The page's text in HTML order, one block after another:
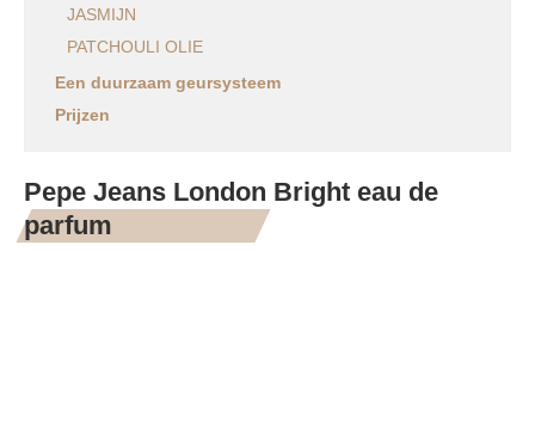
JASMIJN
PATCHOULI OLIE
Een duurzaam geursysteem
Prijzen
Pepe Jeans London Bright eau de
parfum